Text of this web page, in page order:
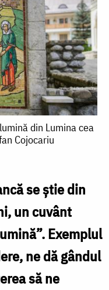
din Lumina cea
Cojocariu
se știe din
un cuvânt
Exemplul
ne dă gândul
să ne